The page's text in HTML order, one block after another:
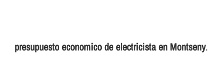
presupuesto economico de electricista en Montseny.